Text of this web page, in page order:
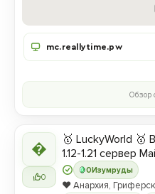
mc.reallytime.pw
Обзор

0
0Изумруды
🥇 LuckyWorld 🥇
1.12-1.21 сервер
❤️ Анархия,